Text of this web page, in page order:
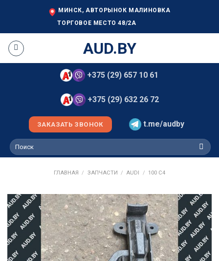
МИНСК, АВТОРЫНОК МАЛИНОВКА
ТОРГОВОЕ МЕСТО 48/2А
AUD.BY
+375 (29) 657 10 61
+375 (29) 632 26 72
ЗАКАЗАТЬ ЗВОНОК t.me/audby
Искать:
ГЛАВНАЯ / ЗАПЧАСТИ / AUDI / 100 C4